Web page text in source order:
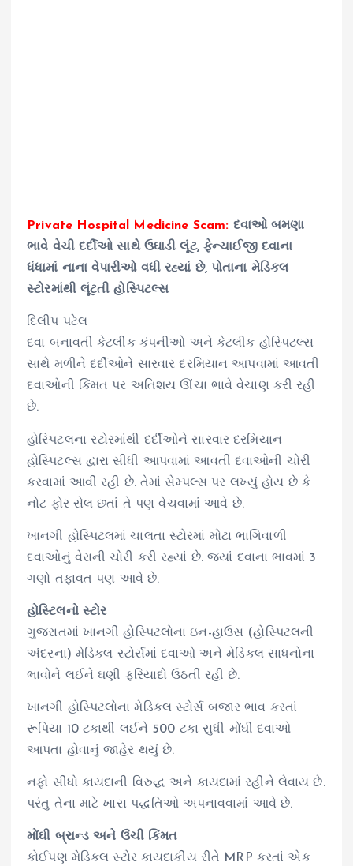
Private Hospital Medicine Scam: દવાઓ બમણા
ભાવે વેચી દર્દીઓ સાથે ઉઘાડી લૂંટ, ફેન્ચાઈજી દવાના
ધંધામાં નાના વેપારીઓ વધી રહ્યાં છે, પોતાના મેડિકલ
સ્ટોરમાંથી લૂંટતી હોસ્પિટલ્સ
દિલીપ પટેલ
દવા બનાવતી કેટલીક કંપનીઓ અને કેટલીક હોસ્પિટલ્સ
સાથે મળીને દર્દીઓને સારવાર દરમિયાન આપવામાં આવતી
દવાઓની કિંમત પર અતિશય ઊંચા ભાવે વેચાણ કરી રહી
છે.
હોસ્પિટલના સ્ટોરમાંથી દર્દીઓને સારવાર દરમિયાન
હોસ્પિટલ્સ દ્વારા સીધી આપવામાં આવતી દવાઓની ચોરી
કરવામાં આવી રહી છે. તેમાં સેમ્પલ્સ પર લખ્યું હોય છે કે
નોટ ફોર સેલ છતાં તે પણ વેચવામાં આવે છે.
ખાનગી હોસ્પિટલમાં ચાલતા સ્ટોરમાં મોટા ભાગિવાળી
દવાઓનું વેરાની ચોરી કરી રહ્યાં છે. જ્યાં દવાના ભાવમાં 3
ગણો તફાવત પણ આવે છે.
હોસ્ટિલનો સ્ટોર
ગુજરાતમાં ખાનગી હોસ્પિટલોના ઇન-હાઉસ (હોસ્પિટલની
અંદરના) મેડિકલ સ્ટોર્સમાં દવાઓ અને મેડિકલ સાધનોના
ભાવોને લઈને ઘણી ફરિયાદો ઉઠતી રહી છે.
ખાનગી હોસ્પિટલોના મેડિકલ સ્ટોર્સ બજાર ભાવ કરતાં
રૂપિયા 10 ટકાથી લઈને 500 ટકા સુધી મોંઘી દવાઓ
આપતા હોવાનું જાહેર થયું છે.
નફો સીધો કાયદાની વિરુદ્ધ અને કાયદામાં રહીને લેવાય છે.
પરંતુ તેના માટે ખાસ પદ્ધતિઓ અપનાવવામાં આવે છે.
મોંઘી બ્રાન્ડ અને ઉંચી કિંમત
કોઈપણ મેડિકલ સ્ટોર કાયદાકીય રીતે MRP કરતાં એક